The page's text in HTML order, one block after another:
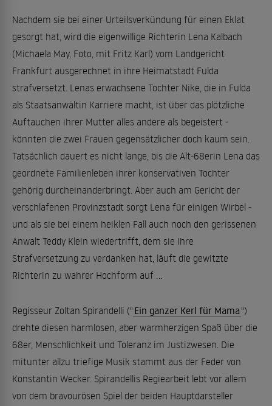
Nachdem sie bei einer Urteilsverkündung für einen Eklat
gesorgt hat, wird die eigenwillige Richterin Lena Kalbach
(Michaela May, Foto, mit Fritz Karl) vom Landgericht
Frankfurt ausgerechnet in ihre Heimatstadt Fulda
strafversetzt. Lenas erwachsene Tochter Nike, die in Fulda
als Staatsanwältin Karriere macht, ist über das plötzliche
Auftauchen ihrer Mutter alles andere als begeistert -
könnten die zwei Frauen gegensätzlicher doch kaum sein.
Tatsächlich dauert es nicht lange, bis die Alt-68erin Lena das
geordnete Familienleben ihrer konservativen Tochter
gehörig durcheinanderbringt. Aber auch am Gericht der
verschlafenen Provinzstadt sorgt Lena für einigen Wirbel -
und als sie bei einem heiklen Fall auch noch den gerissenen
Anwalt Teddy Klein wiedertrifft, dem sie ihre
Strafversetzung zu verdanken hat, läuft die gewitzte
Richterin zu wahrer Hochform auf ...
Regisseur Zoltan Spirandelli (" Ein ganzer Kerl für Mama ")
drehte diesen harmlosen, aber warmherzigen Spaß über die
68er, Menschlichkeit und Toleranz im Justizwesen. Die
mitunter allzu triefige Musik stammt aus der Feder von
Konstantin Wecker. Spirandellis Regiearbeit lebt vor allem
von dem bravourösen Spiel der beiden Hauptdarsteller